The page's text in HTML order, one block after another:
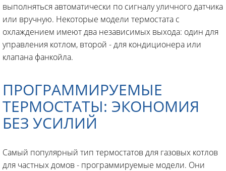
выполняться автоматически по сигналу уличного датчика
или вручную. Некоторые модели термостата с
охлаждением имеют два независимых выхода: один для
управления котлом, второй - для кондиционера или
клапана фанкойла.
ПРОГРАММИРУЕМЫЕ
ТЕРМОСТАТЫ: ЭКОНОМИЯ
БЕЗ УСИЛИЙ
Самый популярный тип термостатов для газовых котлов
для частных домов - программируемые модели. Они